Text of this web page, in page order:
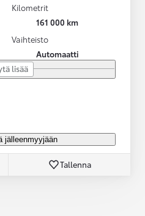
Kilometrit
161 000 km
Vaihteisto
Automaatti
lisää
jälleenmyyjään
Tallenna